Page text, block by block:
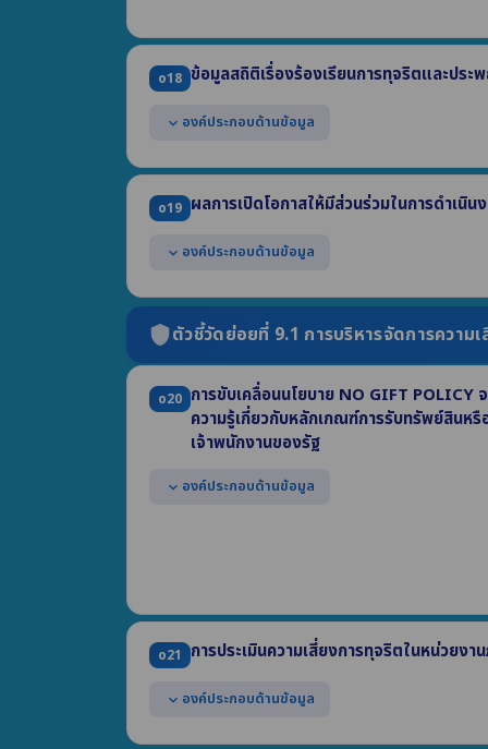
o18 ข้อมูลสถิติเรื่องร้องเรียนการทุจริตและปร
expand_more องค์ประกอบด้านข้อมูล
แสดงข้อมูลสถิติเรื่องร้องเรียนการทุจริตและประพ
(1) จำนวนเรื่องร้องเรียนทั้งหมด (2) จำนวนเรื่องที่ดำเนิ
(3) จำนวนเรื่องที่อยู่ระหว่างดำเนินการ
o19 ผลการเปิดโอกาสให้มีส่วนร่วมในการดำเนิ
expand_more องค์ประกอบด้านข้อมูล
แสดงผลการเปิดโอกาสให้ผู้มีส่วนได้ส่วนเสียภายนอก
หน่วยงาน ปี พ.ศ. 2569 ที่เกี่ยวข้องกับ
- การมีส่วนร่วมในการกำหนดนโยบาย - การร่วมวางแผ
- การร่วมแลกเปลี่ยนความคิดเห็น - การร่วมติดตามประ
shieldตัวชี้วัดย่อยที่ 9.1 การบริหารจัดการความ
o20 การขับเคลื่อนนโยบาย NO GIFT POLICY
ความรู้เกี่ยวกับหลักเกณฑ์การรับทรัพย์สินห
เจ้าพนักงานของรัฐ
expand_more องค์ประกอบด้านข้อมูล
แสดงการเสริมสร้างความรู้ให้แก่เจ้าหน้าที่เกี่ยวกับ
โดยธรรมจรรยาของเจ้าพนักงานของรัฐ ประจำปี พ.
o21 การประเมินความเสี่ยงการทุจริตในหน่วยง
expand_more องค์ประกอบด้านข้อมูล
แสดงผลการประเมินความเสี่ยงการทุจริต ประจำปี